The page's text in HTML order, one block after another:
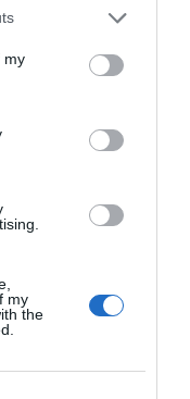
my
my
the